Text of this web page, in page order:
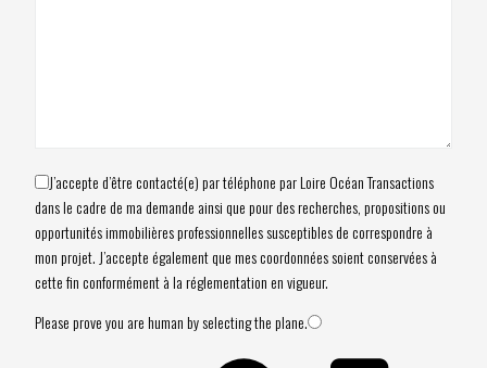
J’accepte d’être contacté(e) par téléphone par Loire Océan Transactions
dans le cadre de ma demande ainsi que pour des recherches, propositions ou
opportunités immobilières professionnelles susceptibles de correspondre à
mon projet. J’accepte également que mes coordonnées soient conservées à
cette fin conformément à la réglementation en vigueur.
Please prove you are human by selecting theplane.